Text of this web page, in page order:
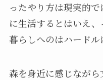
ったやり方は現実的
に生活するとはいえ
暮らしへのはハードル
森を身近に感じなが